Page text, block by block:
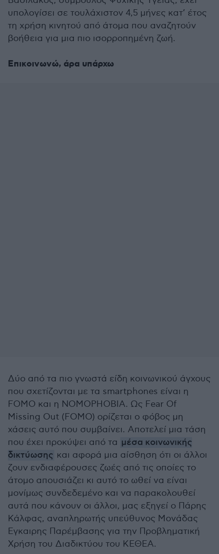
υπολογίσει σε τουλάχιστον 4,5 μήνες κατ’ έτος
τη χρήση κινητού από άτομα που αναζητούν
βοήθεια για μια πιο ισορροπημένη ζωή.
Επικοινωνώ, άρα υπάρχω
Δύο από τα πιο γνωστά είδη κοινωνικού άγχους
που σχετίζονται με τα smartphones είναι η
FOMO και η NOMOPHOBIA. Ως Fear Of
Missing Out (FOMO) ορίζεται ο φόβος μη
χάσεις αυτό που συμβαίνει. Αποτελεί μια τάση
που έχει προκύψει από τα μέσα κοινωνικής
δικτύωσης και αφορά μια αίσθηση ότι οι άλλοι
ζουν ενδιαφέρουσες ζωές από τις οποίες το
άτομο απουσιάζει κι αυτό το ωθεί να είναι
μονίμως συνδεδεμένο και να παρακολουθεί
αυτά που κάνουν οι άλλοι, μας εξηγεί ο Πάρης
Κάλφας, αναπληρωτής υπεύθυνος Μονάδας
Εγκαιρης Παρέμβασης για την Προβληματική
Χρήση του Διαδικτύου του ΚΕΘΕΑ.